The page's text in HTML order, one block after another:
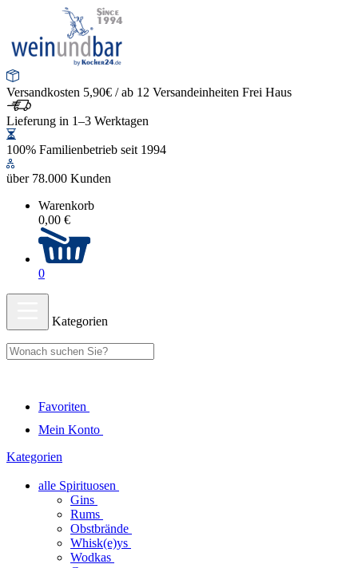
Versandkosten 5,90€ / ab 12 Versandeinheiten Frei Haus
Lieferung in 1–3 Werktagen
100% Familienbetrieb seit 1994
über 78.000 Kunden
Warenkorb
0,00 €
0
Kategorien
Favoriten
Mein Konto
Kategorien
alle Spirituosen
Gins
Rums
Obstbrände
Whisk(e)ys
Wodkas